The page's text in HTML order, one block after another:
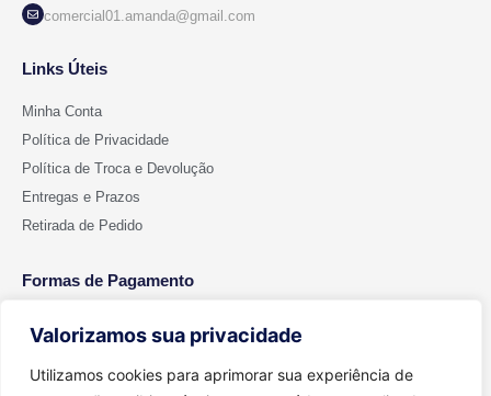
Valorizamos sua privacidade
Utilizamos cookies para aprimorar sua experiência de
comercial01.amanda@gmail.com
Links Úteis
Minha Conta
Política de Privacidade
Política de Troca e Devolução
Entregas e Prazos
Retirada de Pedido
Formas de Pagamento